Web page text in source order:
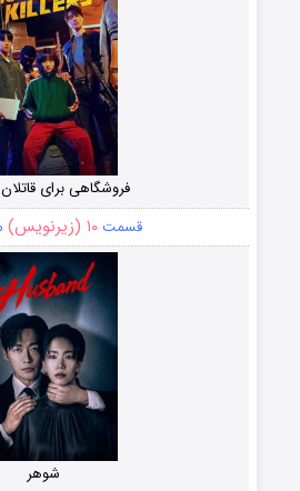
فروشگاهی برای
قسمت۱۰ (زیرنویس)
شوهر